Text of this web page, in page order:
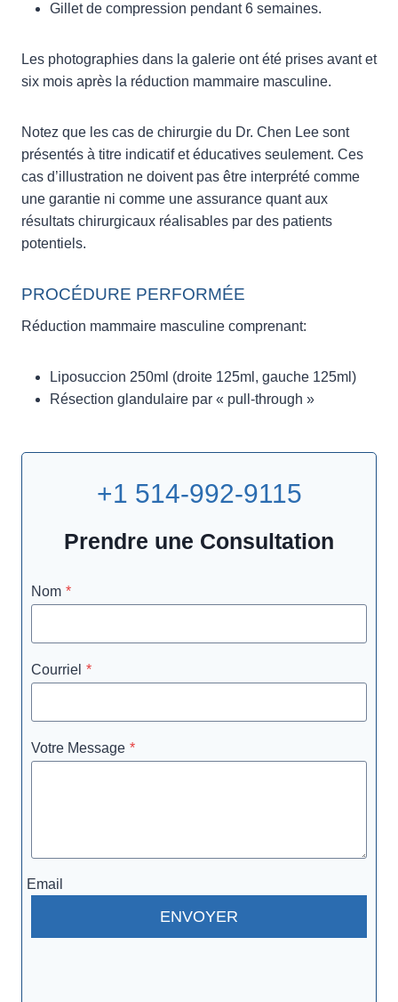
Gillet de compression pendant 6 semaines.
Les photographies dans la galerie ont été prises avant et
six mois après la réduction mammaire masculine.
Notez que les cas de chirurgie du Dr. Chen Lee sont
présentés à titre indicatif et éducatives seulement. Ces
cas d’illustration ne doivent pas être interprété comme
une garantie ni comme une assurance quant aux
résultats chirurgicaux réalisables par des patients
potentiels.
PROCÉDURE PERFORMÉE
Réduction mammaire masculine comprenant:
Liposuccion 250ml (droite 125ml, gauche 125ml)
Résection glandulaire par « pull-through »
+1 514-992-9115
Prendre une Consultation
Nom *
Courriel *
Votre Message *
Email
ENVOYER